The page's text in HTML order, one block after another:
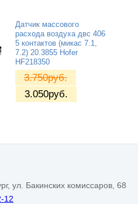
Датчик массового
расхода воздуха двс 406
5 контактов (микас 7.1,
7.2) 20.3855 Hofer
HF218350
3.750руб.
3.050руб.
ул. Бакинских комиссаров, 68
12